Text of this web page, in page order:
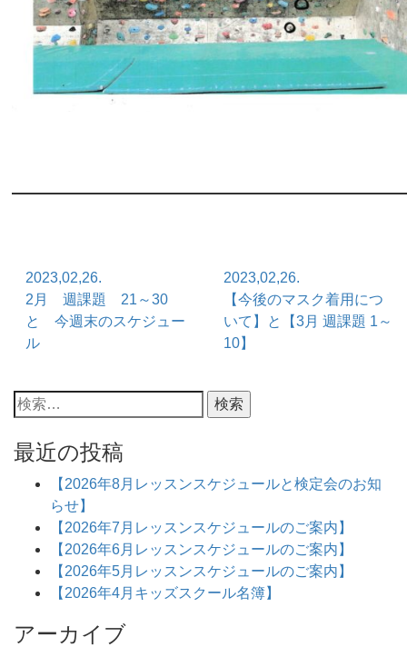
2023,02,26.
2月 週課題 21～30
と 今週末のスケジュー
ル
2023,02,26.
【今後のマスク着用につ
いて】と【3月 週課題 1～
10】
検
索:
最近の投稿
【2026年8月レッスンスケジュールと検定会のお知
らせ】
【2026年7月レッスンスケジュールのご案内】
【2026年6月レッスンスケジュールのご案内】
【2026年5月レッスンスケジュールのご案内】
【2026年4月キッズスクール名簿】
アーカイブ